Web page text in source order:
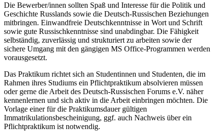
Die Bewerber/innen sollten Spaß und Interesse für die Politik und
Geschichte Russlands sowie die Deutsch-Russischen Beziehungen
mitbringen. Einwandfreie Deutschkenntnisse in Wort und Schrift
sowie gute Russischkenntnisse sind unabdingbar. Die Fähigkeit
selbständig, zuverlässig und strukturiert zu arbeiten sowie der
sichere Umgang mit den gängigen MS Office-Programmen werden
vorausgesetzt.
Das Praktikum richtet sich an Studentinnen und Studenten, die im
Rahmen ihres Studiums ein Pflichtpraktikum absolvieren müssen
oder gerne die Arbeit des Deutsch-Russischen Forums e.V. näher
kennenlernen und sich aktiv in die Arbeit einbringen möchten. Die
Vorlage einer für die Praktikumsdauer gültigen
Immatrikulationsbescheinigung, ggf. auch Nachweis über ein
Pflichtpraktikum ist notwendig.